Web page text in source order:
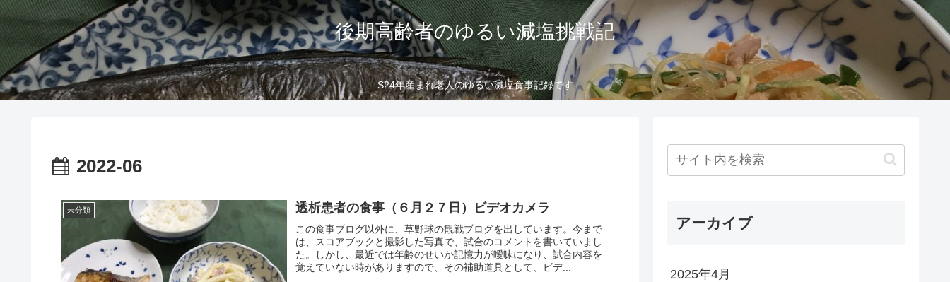
後期高齢者のゆるい減塩挑戦記
S24年産まれ老人のゆるい減塩食事記録です
2022-06
未分類 透析患者の食事（６月２７日）ビデオカメラ
この食事ブログ以外に、草野球の観戦ブログを出しています。今まで
は、スコアブックと撮影した写真で、試合のコメントを書いていまし
た。しかし、最近では年齢のせいか記憶力が曖昧になり、試合内容を
覚えていない時がありますので、その補助道具として、ビデ...
アーカイブ
2025年4月